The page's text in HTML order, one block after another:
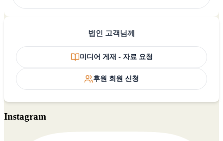
법인 고객님께
미디어 게재 - 자료 요청
후원 회원 신청
Instagram